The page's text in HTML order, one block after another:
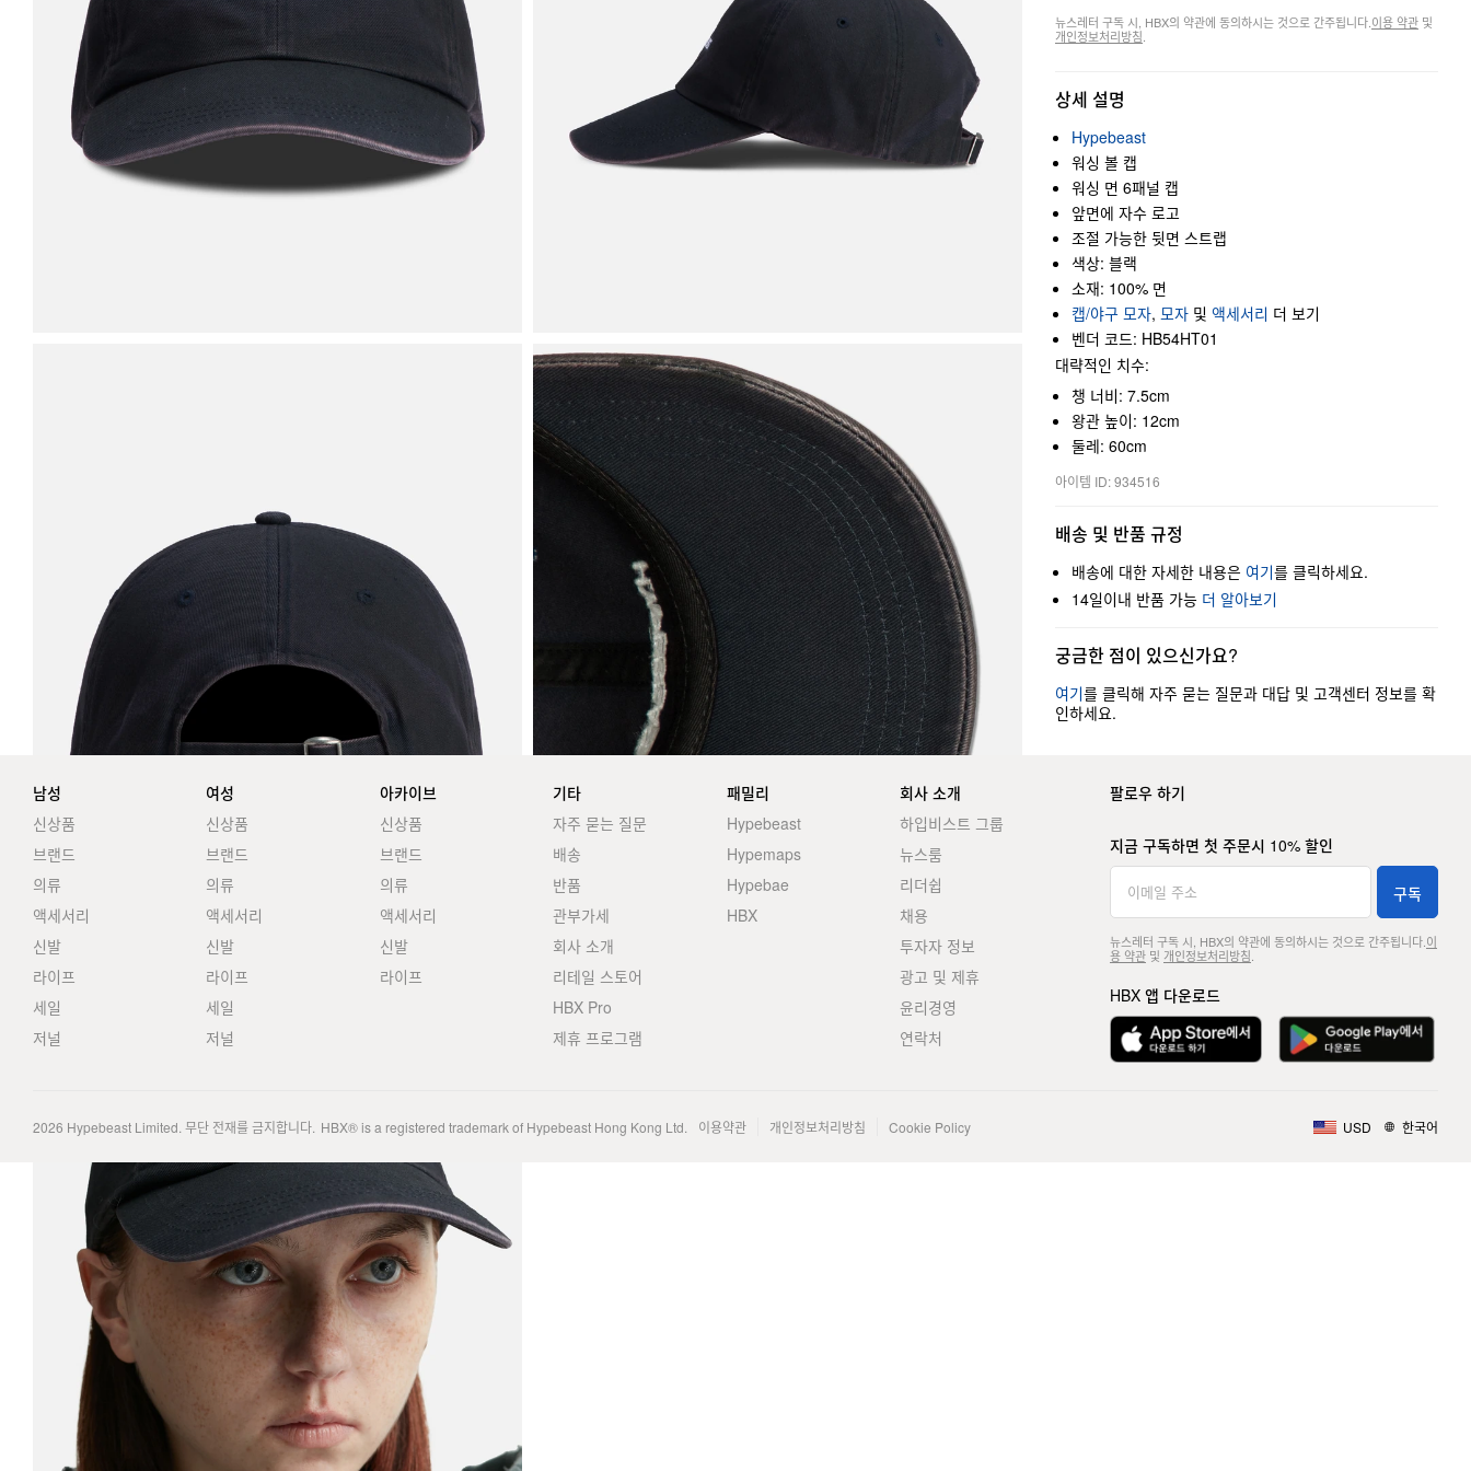
뉴스레터 구독 시, HBX의 약관에 동의하시는 것으로 간주됩니다. 이용 약관 및
개인정보처리방침
상세 설명
Hypebeast
워싱 볼 캡
워싱 면 6패널 캡
앞면에 자수 로고
조절 가능한 뒷면 스트랩
색상: 블랙
소재: 100% 면
캡/야구 모자, 모자 및 액세서리 더 보기
벤더 코드: HB54HT01
대략적인 치수:
챙 너비: 7.5cm
왕관 높이: 12cm
둘레: 60cm
아이템 ID: 934516
배송 및 반품 규정
배송에 대한 자세한 내용은 여기를 클릭하세요.
14일이내 반품 가능 더 알아보기
궁금한 점이 있으신가요?
여기를 클릭해 자주 묻는 질문과 대답 및 고객센터 정보를 확
인하세요.
남성
신상품
브랜드
의류
액세서리
신발
라이프
세일
저널
여성
신상품
브랜드
의류
액세서리
신발
라이프
세일
저널
아카이브
신상품
브랜드
의류
액세서리
신발
라이프
기타
자주 묻는 질문
배송
반품
관부가세
회사 소개
리테일 스토어
HBX Pro
제휴 프로그램
패밀리
Hypebeast
Hypemaps
Hypebae
HBX
회사 소개
하입비스트 그룹
뉴스룸
리더쉽
채용
투자자 정보
광고 및 제휴
윤리경영
연락처
팔로우 하기
지금 구독하면 첫 주문시 10% 할인
구독
뉴스레터 구독 시, HBX의 약관에 동의하시는 것으로 간주됩니다. 이
용 약관및 개인정보처리방침
HBX 앱 다운로드
2026 Hypebeast Limited. 무단 전재를 금지합니다. HBX® is a registered trademark of Hypebeast Hong Kong Ltd. 이용약관 개인정보처리방침 Cookie Policy USD 한국어